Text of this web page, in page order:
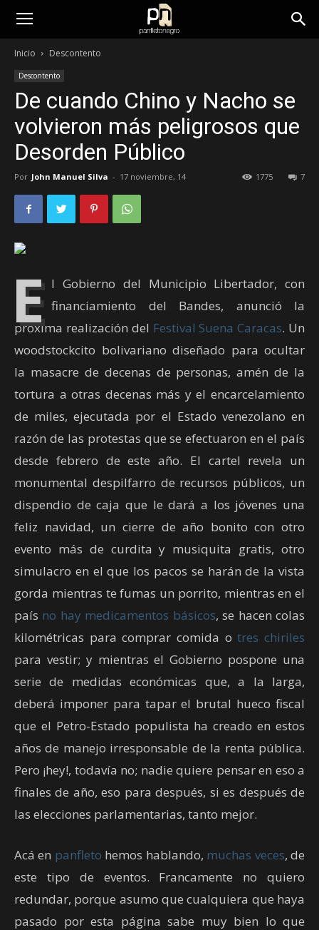
panfletonegro
Inicio Descontento
Descontento
De cuando Chino y Nacho se
volvieron más peligrosos que
Desorden Público
Por John Manuel Silva - 17 noviembre, 14 7
1775
E l Gobierno del Municipio Libertador, con
financiamiento del Bandes, anunció la
próxima realización del Festival Suena Caracas. Un
woodstockcito bolivariano diseñado para ocultar
la masacre de decenas de personas, amén de la
tortura a otras decenas más y el encarcelamiento
de miles, ejecutada por el Estado venezolano en
razón de las protestas que se efectuaron en el país
desde febrero de este año. El cartel revela un
monumental despilfarro de recursos públicos, un
dispendio de caja que le dará a los jóvenes una
feliz navidad, un cierre de año bonito con otro
evento más de curdita y musiquita gratis, otro
simulacro en el que los pacos se harán de la vista
gorda mientras te fumas un porrito, mientras en el
país no hay medicamentos básicos, se hacen colas
kilométricas para comprar comida otres chiriles
para vestir; y mientras el Gobierno pospone una
serie de medidas económicas que, a la larga,
deberá imponer para tapar el brutal hueco fiscal
que el Petro-Estado populista ha creado en estos
años de manejo irresponsable de la renta pública.
Pero ¡hey!, todavía no; nadie quiere pensar en eso a
finales de año, eso para después, si es después de
las elecciones parlamentarias, tanto mejor.
Acá en panfleto hemos hablando, muchas veces, de
este tipo de eventos. Francamente no quiero
redundar, porque asumo que cualquiera que haya
pasado por esta página sabe muy bien lo que